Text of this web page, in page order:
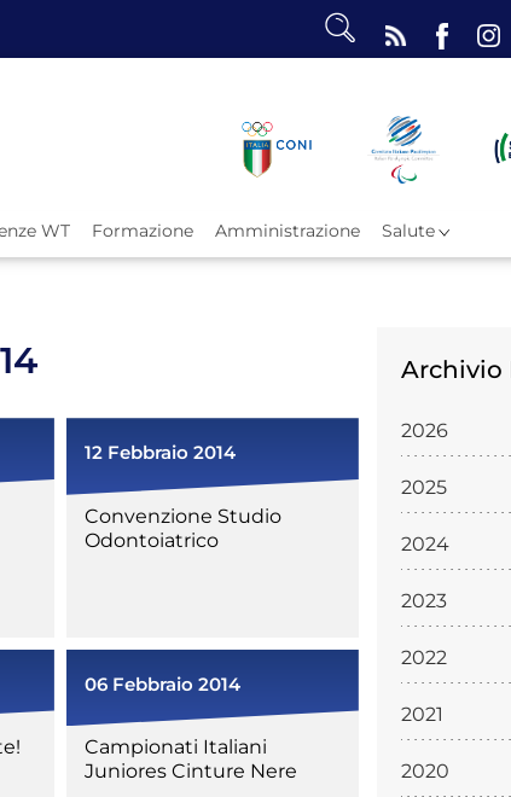
Calendario
Atleti Combattimento
Atleti Poomsae e Freestyle
Atleti Parataekwondo
e Tesseramenti
Licenze
WT Formazione Amministrazione Salute
12 Febbraio 2014
Convenzione Studio
Odontoiatrico
06 Febbraio 2014
Campionati Italiani
Juniores Cinture Nere
Archivio
2026
2025
2024
2023
2022
2021
2020